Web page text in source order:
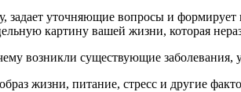
задает уточняющие вопросы и
картину вашей жизни, которая
возникли существующие
жизни, питание, стресс и другие